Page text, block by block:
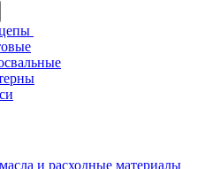
и расходные материалы